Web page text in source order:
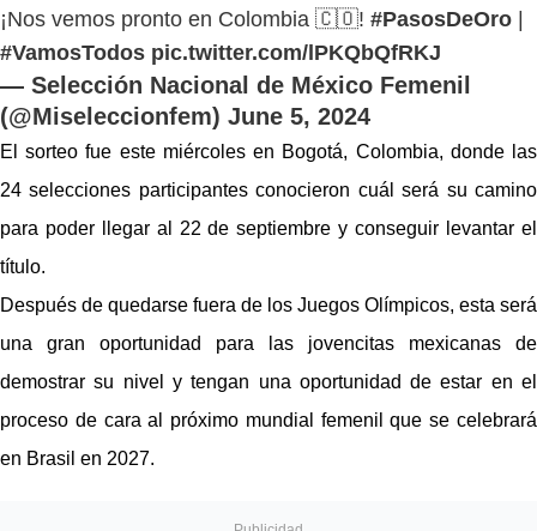
¡Nos vemos pronto en Colombia 🇨🇴! #PasosDeOro |
#VamosTodos pic.twitter.com/lPKQbQfRKJ
— Selección Nacional de México Femenil
(@Miseleccionfem) June 5, 2024
El sorteo fue este miércoles en Bogotá, Colombia, donde las
24 selecciones participantes conocieron cuál será su camino
para poder llegar al 22 de septiembre y conseguir levantar el
título.
Después de quedarse fuera de los Juegos Olímpicos, esta será
una gran oportunidad para las jovencitas mexicanas de
demostrar su nivel y tengan una oportunidad de estar en el
proceso de cara al próximo mundial femenil que se celebrará
en Brasil en 2027.